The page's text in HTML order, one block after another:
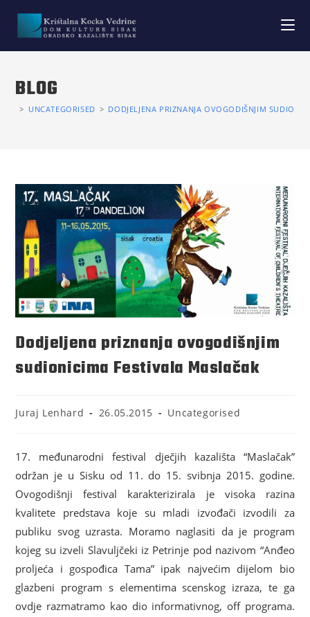
BLOG
> UNCATEGORISED > DODJELJENA PRIZNANJA OVOGODIŠNJIM
Dodjeljena priznanja ovogodišnjim
sudionicima Festivala Maslačak
Juraj Lenhard 26.05.2015 Uncategorised
17. međunarodni festival dječjih kazališta “Maslačak”
održan je u Sisku od 11. do 15. svibnja 2015. godine.
Ovogodišnji festival karakterizirala je visoka razina
kvalitete predstava koje su mladi izvođači izvodili za
publiku svog uzrasta. Moramo naglasiti da je program
kojeg su izveli Slavuljčeki iz Petrinje pod nazivom “Anđeo
proljeća i gospođica Tama” ipak najvećim dijelom bio
glazbeni program s elementima scenskog izraza, te ga
ovdje razmatramo kao dio informativnog, off programa.